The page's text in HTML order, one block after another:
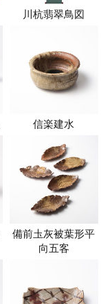
川杭翡翠鳥図
信楽建水
備前圡灰被葉形平
向五客